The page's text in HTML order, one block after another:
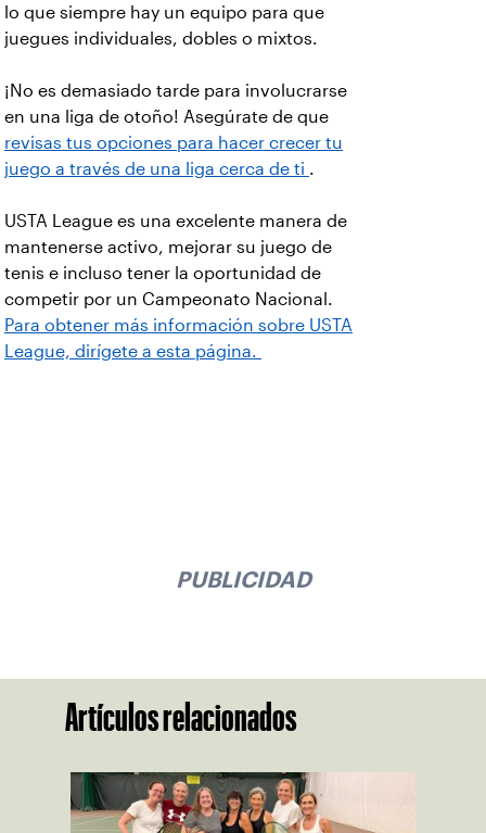
lo que siempre hay un equipo para que
juegues individuales, dobles o mixtos.
¡No es demasiado tarde para involucrarse
en una liga de otoño! Asegúrate de que
revisas tus opciones para hacer crecer tu
juego a través de una liga cerca de ti .
USTA League es una excelente manera de
mantenerse activo, mejorar su juego de
tenis e incluso tener la oportunidad de
competir por un Campeonato Nacional.
Para obtener más información sobre USTA
League, dirígete a esta página.
PUBLICIDAD
Artículos relacionados